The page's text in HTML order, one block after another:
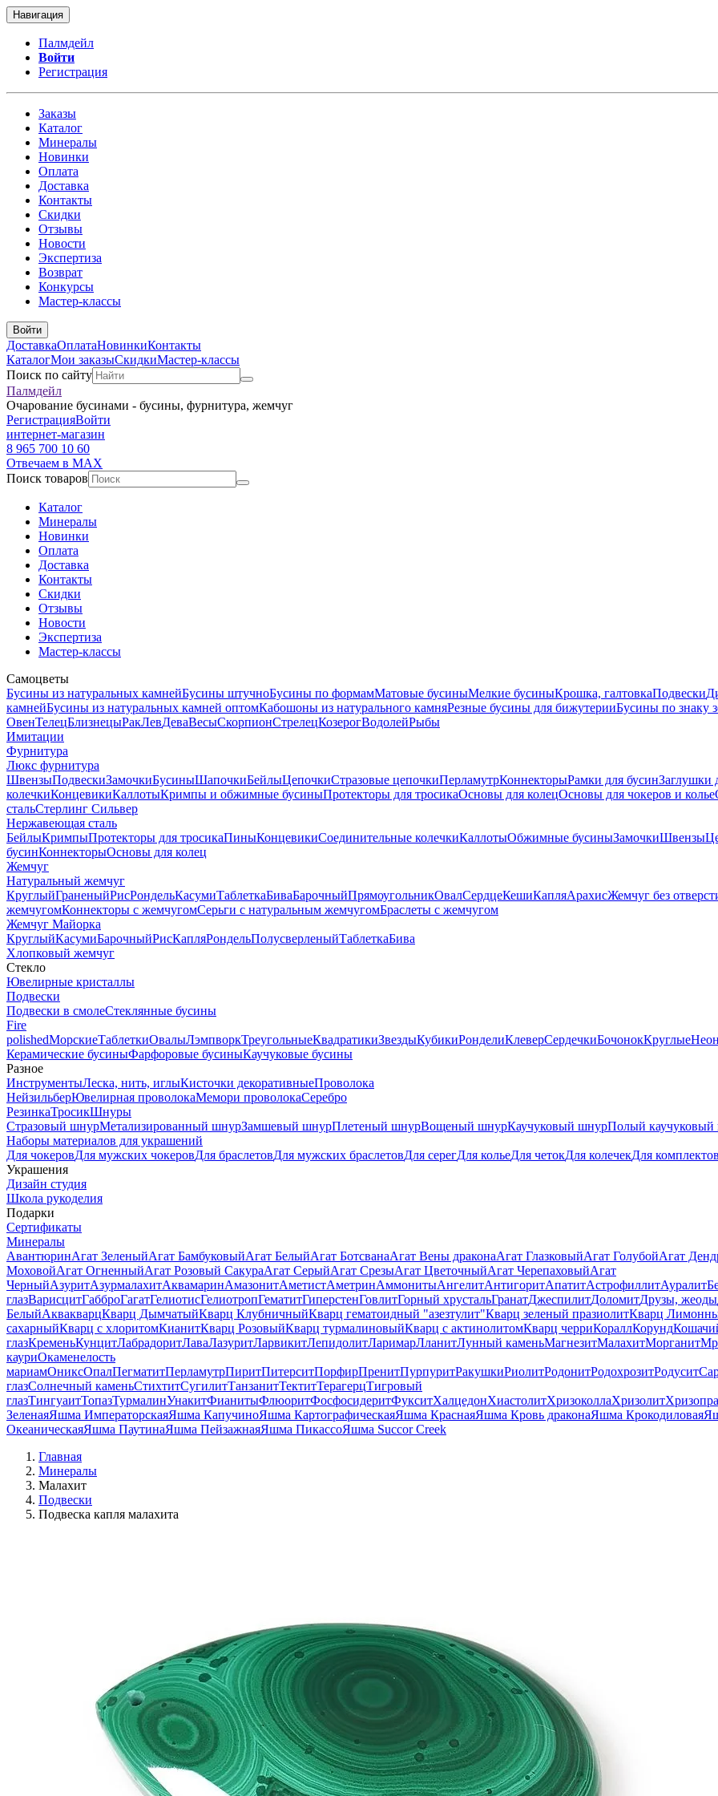
Навигация
Палмдейл
Войти
Регистрация
Заказы
Каталог
Минералы
Новинки
Оплата
Доставка
Контакты
Скидки
Отзывы
Новости
Экспертиза
Возврат
Конкурсы
Мастер-классы
Войти
ДоставкаОплатаНовинкиКонтакты
КаталогМои заказыСкидкиМастер-классы
Поиск по сайту
Палмдейл
Очарование бусинами - бусины, фурнитура, жемчуг
РегистрацияВойти
интернет-магазин
8 965 700 10 60
Отвечаем в MAX
Поиск товаров
Каталог
Минералы
Новинки
Оплата
Доставка
Контакты
Скидки
Отзывы
Новости
Экспертиза
Мастер-классы
Самоцветы
Бусины из натуральных камнейБусины штучноБусины по формамМатовые бусиныМелкие бусиныКрошка, галтовкаПодвески
камнейБусины из натуральных камней оптомКабошоны из натурального камняРезные бусины для бижутерииБусины по знаку
ОвенТелецБлизнецыРакЛевДеваВесыСкорпионСтрелецКозерогВодолейРыбы
Имитации
Фурнитура
Люкс фурнитура
ШвензыПодвескиЗамочкиБусиныШапочкиБейлыЦепочкиСтразовые цепочкиПерламутрКоннекторыРамки для бусинЗаглушки
колечкиКонцевикиКаллотыКримпы и обжимные бусиныПротекторы для тросикаОсновы для колецОсновы для чокеров и колье
стальСтерлинг Сильвер
Нержавеющая сталь
БейлыКримпыПротекторы для тросикаПиныКонцевикиСоединительные колечкиКаллотыОбжимные бусиныЗамочкиШвензы
бусинКоннекторыОсновы для колец
Жемчуг
Натуральный жемчуг
КруглыйГраненыйРисРондельКасумиТаблеткаБиваБарочныйПрямоугольникОвалСердцеКешиКапляАрахисЖемчуг без
жемчугомКоннекторы с жемчугомСерьги с натуральным жемчугомБраслеты с жемчугом
Жемчуг Майорка
КруглыйКасумиБарочныйРисКапляРондельПолусверленыйТаблеткаБива
Хлопковый жемчуг
Стекло
Ювелирные кристаллы
Подвески
Подвески в смолеСтеклянные бусины
Fire
polishedМорскиеТаблеткиОвалыЛэмпворкТреугольныеКвадратикиЗвездыКубикиРонделиКлеверСердечкиБочонокКруглые
Керамические бусиныФарфоровые бусиныКаучуковые бусины
Разное
ИнструментыЛеска, нить, иглыКисточки декоративныеПроволока
НейзильберЮвелирная проволокаМемори проволокаСеребро
РезинкаТросикШнуры
Стразовый шнурМетализированный шнурЗамшевый шнурПлетеный шнурВощеный шнурКаучуковый шнурПолый
Наборы материалов для украшений
Для чокеровДля мужских чокеровДля браслетовДля мужских браслетовДля серегДля кольеДля четокДля колечекДля
Украшения
Дизайн студия
Школа рукоделия
Подарки
Сертификаты
Минералы
АвантюринАгат ЗеленыйАгат БамбуковыйАгат БелыйАгат БотсванаАгат Вены драконаАгат ГлазковыйАгат ГолубойАгат
МоховойАгат ОгненныйАгат Розовый СакураАгат СерыйАгат СрезыАгат ЦветочныйАгат ЧерепаховыйАгат
ЧерныйАзуритАзурмалахитАквамаринАмазонитАметистАметринАммонитыАнгелитАнтигоритАпатитАстрофиллитАуралит
глазВарисцитГабброГагатГелиотисГелиотропГематитГиперстенГовлитГорный хрустальГранатДжеспилитДоломитДрузы, жеоды
БелыйАквакварцКварц ДымчатыйКварц КлубничныйКварц гематоидный "азезтулит"Кварц зеленый празиолитКварц
сахарныйКварц с хлоритомКианитКварц РозовыйКварц турмалиновыйКварц с актинолитомКварц черриКораллКорунд
глазКременьКунцитЛабрадоритЛаваЛазуритЛарвикитЛепидолитЛаримарЛланитЛунный каменьМагнезитМалахитМорганит
кауриОкаменелость
мариамОниксОпалПегматитПерламутрПиритПитерситПорфирПренитПурпуритРакушкиРиолитРодонитРодохрозитРодусит
глазСолнечный каменьСтихтитСугилитТанзанитТектитТерагерцТигровый
глазТингуаитТопазТурмалинУнакитФианитыФлюоритФосфосидеритФукситХалцедонХиастолитХризоколлаХризолит
ЗеленаяЯшма ИмператорскаяЯшма КапучиноЯшма КартографическаяЯшма КраснаяЯшма Кровь драконаЯшма Крокодиловая
ОкеаническаяЯшма ПаутинаЯшма ПейзажнаяЯшма ПикассоЯшма Succor Creek
Главная
Минералы
Малахит
Подвески
Подвеска капля малахита